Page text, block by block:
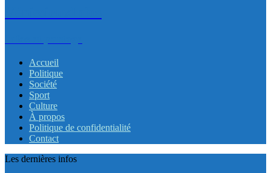
Accueil
Politique
Société
Sport
Culture
À propos
Politique de confidentialité
Contact
Les dernières infos